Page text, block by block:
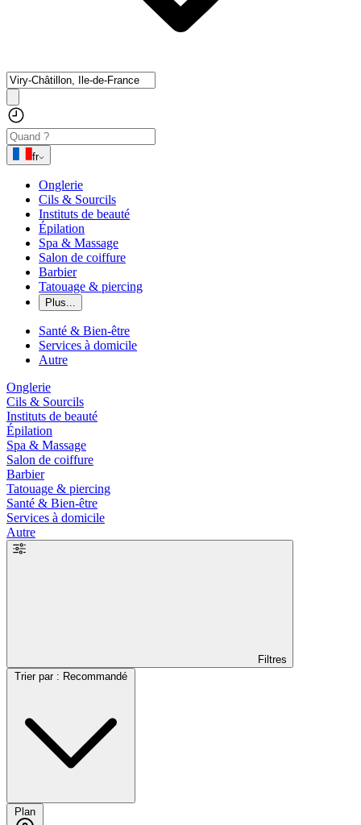
fr
Onglerie
Cils & Sourcils
Instituts de beauté
Épilation
Spa & Massage
Salon de coiffure
Barbier
Tatouage & piercing
Plus...
Santé & Bien-être
Services à domicile
Autre
Onglerie
Cils & Sourcils
Instituts de beauté
Épilation
Spa & Massage
Salon de coiffure
Barbier
Tatouage & piercing
Santé & Bien-être
Services à domicile
Autre
Filtres